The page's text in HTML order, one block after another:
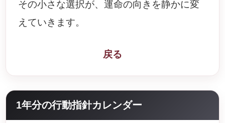
その小さな選択が、運命の向きを静かに変
えていきます。
戻る
1年分の行動指針カレンダー